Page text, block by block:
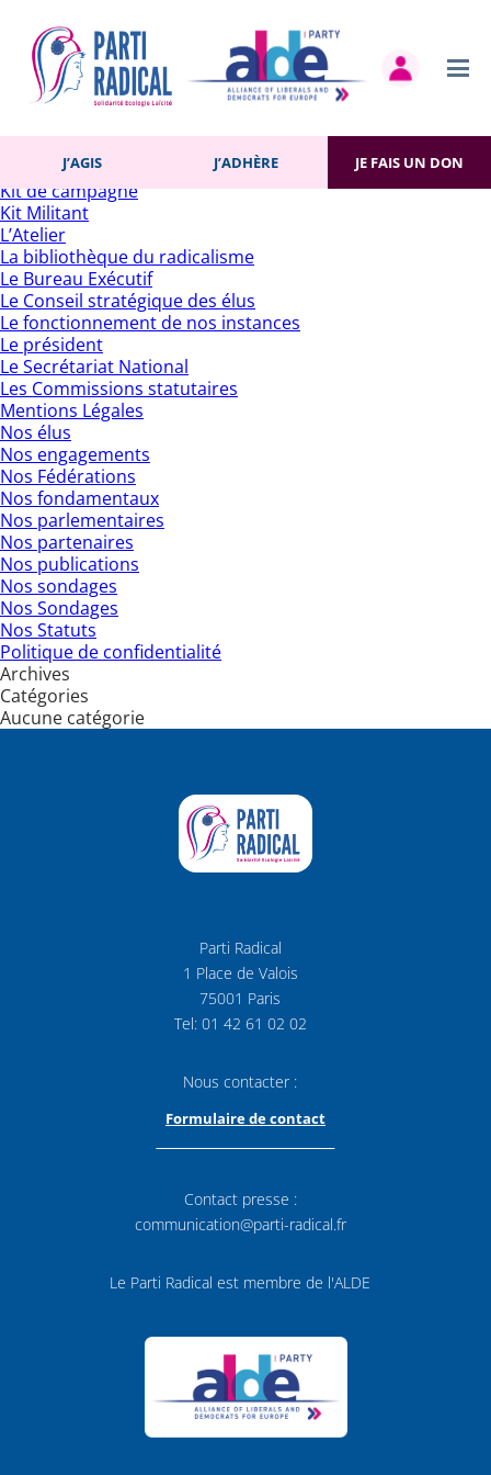
J’AGIS J’ADHÈRE JE FAIS UN DON
Pages
Accueil
Actualités
Contact
J’adhère
Kit de campagne
Kit Militant
L’Atelier
La bibliothèque du radicalisme
Le Bureau Exécutif
Le Conseil stratégique des élus
Le fonctionnement de nos instances
Le président
Le Secrétariat National
Les Commissions statutaires
Mentions Légales
Nos élus
Nos engagements
Nos Fédérations
Nos fondamentaux
Nos parlementaires
Nos partenaires
Nos publications
Nos sondages
Nos Sondages
Nos Statuts
Politique de confidentialité
Archives
Catégories
Aucune catégorie
Parti Radical
1 Place de Valois
75001 Paris
Tel: 01 42 61 02 02
Nous contacter :
Formulaire de contact
Contact presse :
communication@parti-radical.fr
Le Parti Radical est membre de l'ALDE